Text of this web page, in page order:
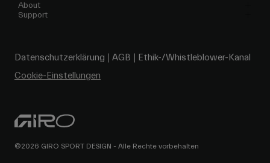
About
Support
Datenschutzerklärung AGB
Ethik-/Whistleblower-Kanal
Cookie-Einstellungen
©2026 GIRO SPORT DESIGN - Alle Rechte vorbehalten